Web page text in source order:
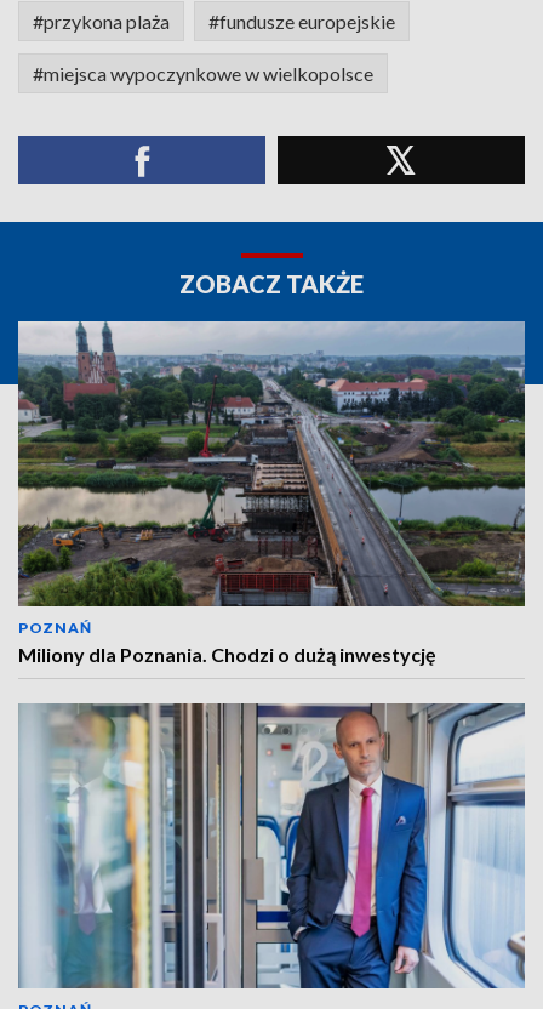
#przykona plaża #fundusze europejskie
#miejsca wypoczynkowe w wielkopolsce
ZOBACZ TAKŻE
POZNAŃ
Miliony dla Poznania. Chodzi o dużą inwestycję